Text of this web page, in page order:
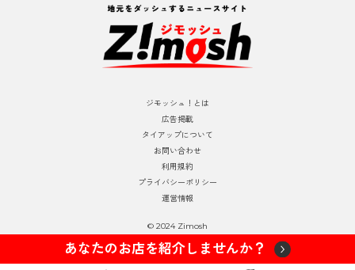
ジモッシュ！とは
広告掲載
タイアップについて
お問い合わせ
利用規約
プライバシーポリシー
運営情報
© 2024 Zimosh
あなたのお店を紹介しませんか？